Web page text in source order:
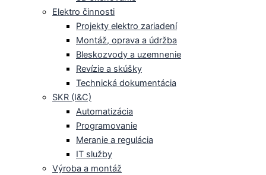
Elektro činnosti
Projekty elektro zariadení
Montáž, oprava a údržba
Bleskozvody a uzemnenie
Revízie a skúšky
Technická dokumentácia
SKR (I&C)
Automatizácia
Programovanie
Meranie a regulácia
IT služby
Výroba a montáž